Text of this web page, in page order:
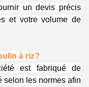
un devis précis
et votre volume de
à riz?
est fabriqué de
selon les normes afin